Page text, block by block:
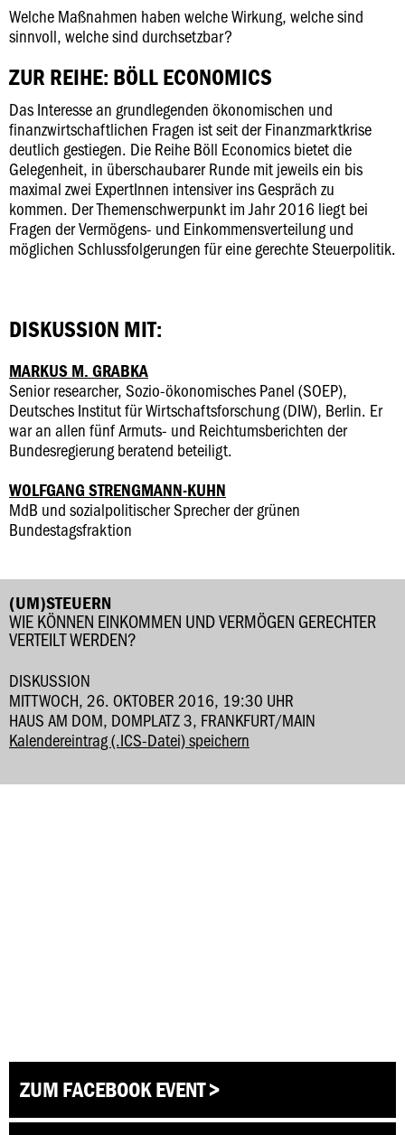
Welche Maßnahmen haben welche Wirkung, welche sind
sinnvoll, welche sind durchsetzbar?
ZUR REIHE: BÖLL ECONOMICS
Das Interesse an grundlegenden ökonomischen und
finanzwirtschaftlichen Fragen ist seit der Finanzmarktkrise
deutlich gestiegen. Die Reihe Böll Economics bietet die
Gelegenheit, in überschaubarer Runde mit jeweils ein bis
maximal zwei ExpertInnen intensiver ins Gespräch zu
kommen. Der Themenschwerpunkt im Jahr 2016 liegt bei
Fragen der Vermögens- und Einkommensverteilung und
möglichen Schlussfolgerungen für eine gerechte Steuerpolitik.
DISKUSSION MIT:
MARKUS M. GRABKA
Senior researcher, Sozio-ökonomisches Panel (SOEP),
Deutsches Institut für Wirtschaftsforschung (DIW), Berlin. Er
war an allen fünf Armuts- und Reichtumsberichten der
Bundesregierung beratend beteiligt.
WOLFGANG STRENGMANN-KUHN
MdB und sozialpolitischer Sprecher der grünen
Bundestagsfraktion
(UM)STEUERN
WIE KÖNNEN EINKOMMEN UND VERMÖGEN GERECHTER
VERTEILT WERDEN?
DISKUSSION
MITTWOCH, 26. OKTOBER 2016, 19:30 UHR
HAUS AM DOM, DOMPLATZ 3, FRANKFURT/MAIN
Kalendereintrag (.ICS-Datei) speichern
ZUM FACEBOOK EVENT >